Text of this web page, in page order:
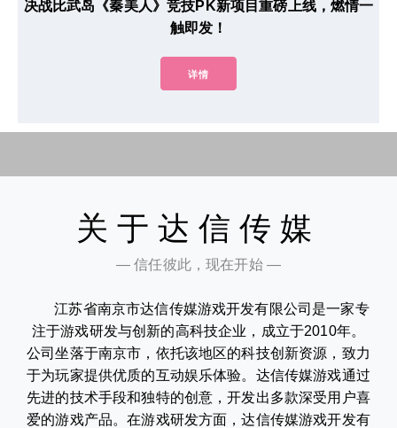
决战比武岛《秦美人》竞技PK新项目重磅上线，燃情一
触即发！
详情
关于达信传媒
— 信任彼此，现在开始 —
江苏省南京市达信传媒游戏开发有限公司是一家专
注于游戏研发与创新的高科技企业，成立于2010年。
公司坐落于南京市，依托该地区的科技创新资源，致力
于为玩家提供优质的互动娱乐体验。达信传媒游戏通过
先进的技术手段和独特的创意，开发出多款深受用户喜
爱的游戏产品。在游戏研发方面，达信传媒游戏开发有